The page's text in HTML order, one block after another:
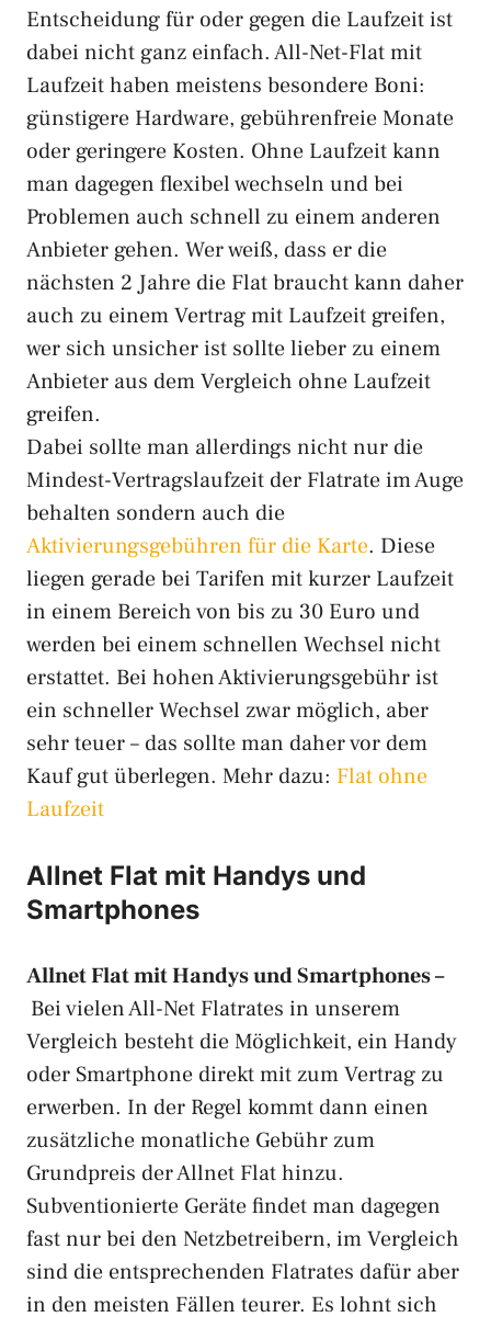
Entscheidung für oder gegen die Laufzeit ist
dabei nicht ganz einfach. All-Net-Flat mit
Laufzeit haben meistens besondere Boni:
günstigere Hardware, gebührenfreie Monate
oder geringere Kosten. Ohne Laufzeit kann
man dagegen flexibel wechseln und bei
Problemen auch schnell zu einem anderen
Anbieter gehen. Wer weiß, dass er die
nächsten 2 Jahre die Flat braucht kann daher
auch zu einem Vertrag mit Laufzeit greifen,
wer sich unsicher ist sollte lieber zu einem
Anbieter aus dem Vergleich ohne Laufzeit
greifen.
Dabei sollte man allerdings nicht nur die
Mindest-Vertragslaufzeit der Flatrate im Auge
behalten sondern auch die
Aktivierungsgebühren für die Karte. Diese
liegen gerade bei Tarifen mit kurzer Laufzeit
in einem Bereich von bis zu 30 Euro und
werden bei einem schnellen Wechsel nicht
erstattet. Bei hohen Aktivierungsgebühr ist
ein schneller Wechsel zwar möglich, aber
sehr teuer – das sollte man daher vor dem
Kauf gut überlegen. Mehr dazu: Flat ohne
Laufzeit
Allnet Flat mit Handys und
Smartphones
Allnet Flat mit Handys und Smartphones –
Bei vielen All-Net Flatrates in unserem
Vergleich besteht die Möglichkeit, ein Handy
oder Smartphone direkt mit zum Vertrag zu
erwerben. In der Regel kommt dann einen
zusätzliche monatliche Gebühr zum
Grundpreis der Allnet Flat hinzu.
Subventionierte Geräte findet man dagegen
fast nur bei den Netzbetreibern, im Vergleich
sind die entsprechenden Flatrates dafür aber
in den meisten Fällen teurer. Es lohnt sich